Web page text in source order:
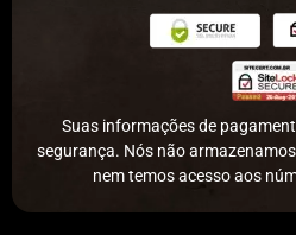
Suas informações de
segurança. Nós não
nem temos acesso aos